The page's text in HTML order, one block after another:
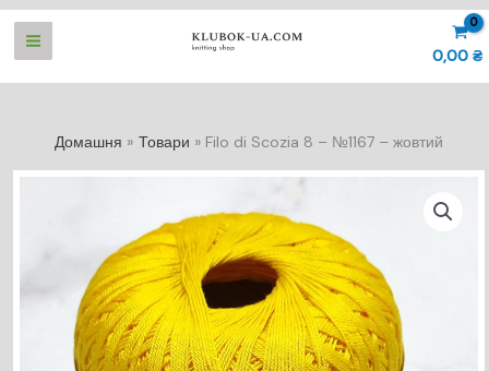
Перейти
0,00 ₴
Домашня Товари Filo di Scozia 8 – №1167 – жовтий